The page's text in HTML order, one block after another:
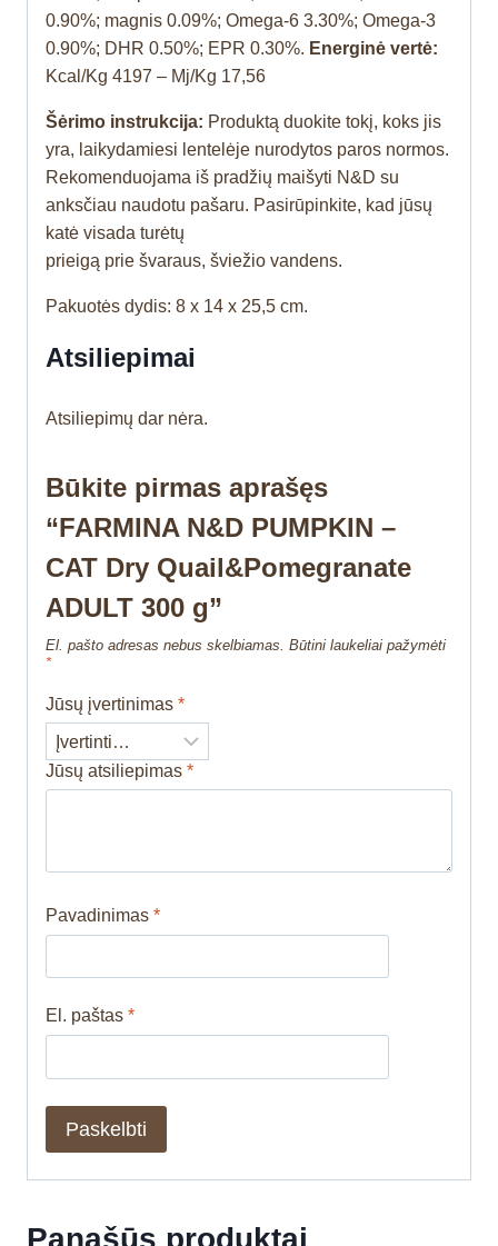
0.90%; magnis 0.09%; Omega-6 3.30%; Omega-3
0.90%; DHR 0.50%; EPR 0.30%. Energinė vertė:
Kcal/Kg 4197 – Mj/Kg 17,56
Šėrimo instrukcija: Produktą duokite tokį, koks jis
yra, laikydamiesi lentelėje nurodytos paros normos.
Rekomenduojama iš pradžių maišyti N&D su
anksčiau naudotu pašaru. Pasirūpinkite, kad jūsų
katė visada turėtų
prieigą prie švaraus, šviežio vandens.
Pakuotės dydis: 8 x 14 x 25,5 cm.
Atsiliepimai
Atsiliepimų dar nėra.
Būkite pirmas aprašęs
“FARMINA N&D PUMPKIN –
CAT Dry Quail&Pomegranate
ADULT 300 g”
El. pašto adresas nebus skelbiamas. Būtini laukeliai pažymėti
*
Jūsų įvertinimas *
Jūsų atsiliepimas *
Pavadinimas *
El. paštas *
Panašūs produktai